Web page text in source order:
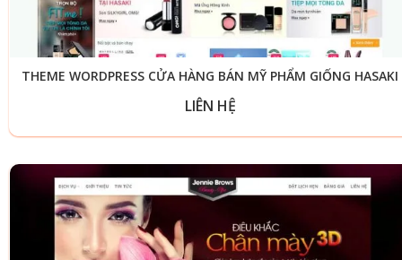
THEME WORDPRESS CỬA HÀNG BÁN MỸ PHẨM GIỐNG HASAKI
LIÊN HỆ